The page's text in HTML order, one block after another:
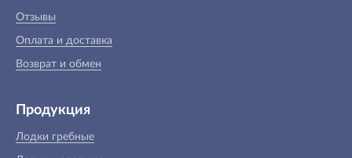
Отзывы
Оплата и доставка
Возврат и обмен
Продукция
Лодки гребные